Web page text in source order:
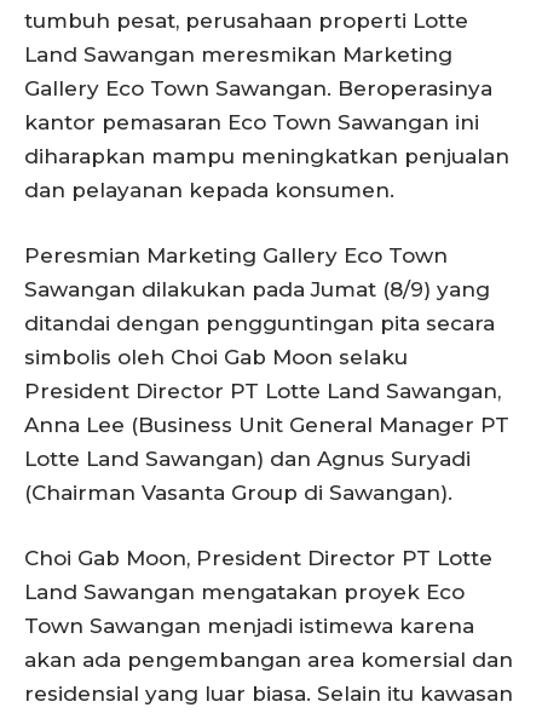
tumbuh pesat, perusahaan properti Lotte
Land Sawangan meresmikan Marketing
Gallery Eco Town Sawangan. Beroperasinya
kantor pemasaran Eco Town Sawangan ini
diharapkan mampu meningkatkan penjualan
dan pelayanan kepada konsumen.
Peresmian Marketing Gallery Eco Town
Sawangan dilakukan pada Jumat (8/9) yang
ditandai dengan pengguntingan pita secara
simbolis oleh Choi Gab Moon selaku
President Director PT Lotte Land Sawangan,
Anna Lee (Business Unit General Manager PT
Lotte Land Sawangan) dan Agnus Suryadi
(Chairman Vasanta Group di Sawangan).
Choi Gab Moon, President Director PT Lotte
Land Sawangan mengatakan proyek Eco
Town Sawangan menjadi istimewa karena
akan ada pengembangan area komersial dan
residensial yang luar biasa. Selain itu kawasan